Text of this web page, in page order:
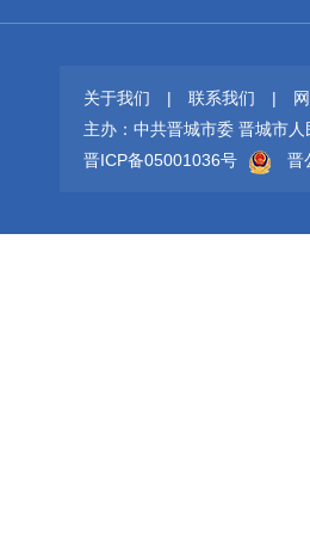
关于我们 | 联系我们 |
主办：中共晋城市委 晋城市人
晋ICP备05001036号
晋